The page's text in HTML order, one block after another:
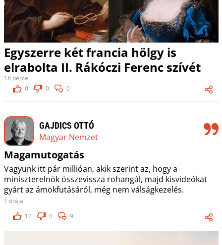
Egyszerre két francia hölgy is
elrabolta II. Rákóczi Ferenc szívét
18 perce
0
0 0
GAJDICS OTTÓ
Magyar Nemzet
Magamutogatás
Vagyunk itt pár millióan, akik szerint az, hogy a
miniszterelnök összevissza rohangál, majd kisvideókat
gyárt az ámokfutásáról, még nem válságkezelés.
1 órája
12
0 9